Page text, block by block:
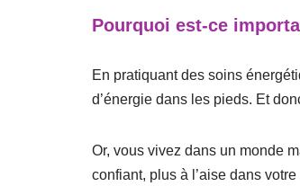
Pourquoi est-ce
En pratiquant des soins
d’énergie dans les pieds. Et
Or, vous vivez dans un monde
confiant, plus à l’aise dans